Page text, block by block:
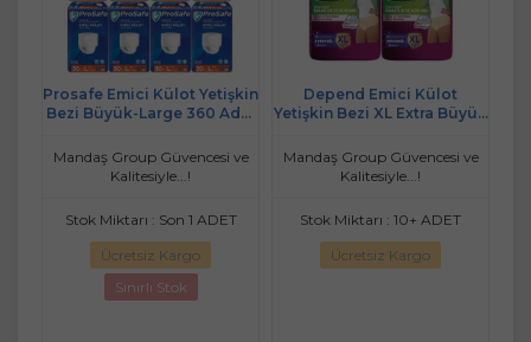
Depend Emici Külot
Yetişkin Bezi XL Extra Büyük
Mandaş Group Güvencesi ve
Kalitesiyle...!
Stok Miktarı : 10+ ADET
Ücretsiz Kargo
Canped Emici Külot Yetişkin
Bezi S - Small - Küçük (İç
Mandaş Group Güvencesi ve
Kalitesiyle...!
Stok Miktarı : 10+ PAKET
Ücretsiz Kargo